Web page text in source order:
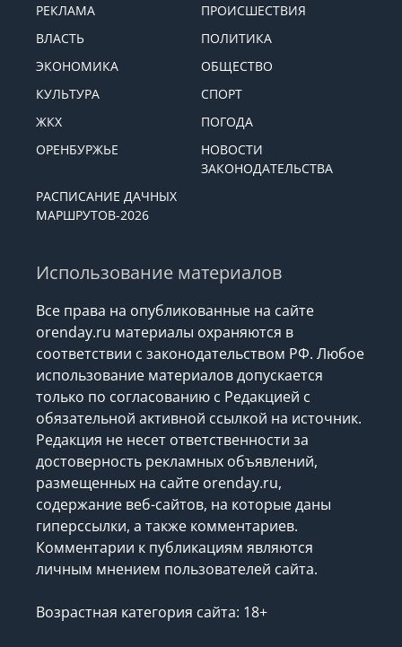
РЕКЛАМА
ПРОИСШЕСТВИЯ
ВЛАСТЬ
ПОЛИТИКА
ЭКОНОМИКА
ОБЩЕСТВО
КУЛЬТУРА
СПОРТ
ЖКХ
ПОГОДА
ОРЕНБУРЖЬЕ
НОВОСТИ
ЗАКОНОДАТЕЛЬСТВА
РАСПИСАНИЕ ДАЧНЫХ
МАРШРУТОВ-2026
Использование материалов
Все права на опубликованные на сайте
orenday.ru материалы охраняются в
соответствии с законодательством РФ. Любое
использование материалов допускается
только по согласованию с Редакцией с
обязательной активной ссылкой на источник.
Редакция не несет ответственности за
достоверность рекламных объявлений,
размещенных на сайте orenday.ru,
содержание веб-сайтов, на которые даны
гиперссылки, а также комментариев.
Комментарии к публикациям являются
личным мнением пользователей сайта.
Возрастная категория сайта: 18+